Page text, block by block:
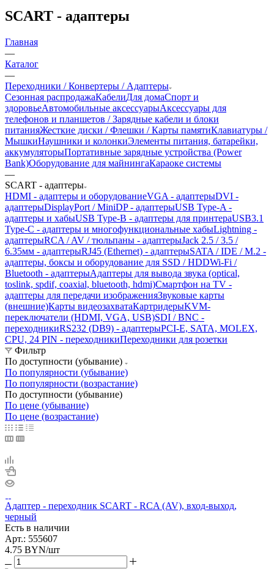
SCART - адаптеры
Главная
—
Каталог
—
Переходники / Конвертеры / Адаптеры
Сезонная распродажаКабелиДля домаСпорт и
здоровьеАвтомобильные аксессуарыАксессуары для
телефонов и планшетов / Зарядные кабели и блоки
питанияЖесткие диски / Флешки / Карты памятиКлавиатуры /
МышкиНаушники и колонкиЭлементы питания, батарейки,
аккумуляторыПортативные зарядные устройства (Power
Bank)Оборудование для майнингаКараоке системы
—
SCART - адаптеры
HDMI - адаптеры и оборудованиеVGA - адаптерыDVI -
адаптерыDisplayPort / MiniDP - адаптерыUSB Type-A -
адаптеры и хабыUSB Type-B - адаптеры для принтераUSB3.1
Type-C - адаптеры и многофункциональные хабыLightning -
адаптерыRCA / AV / тюльпаны - адаптерыJack 2.5 / 3.5 /
6.35мм - адаптерыRJ45 (Ethernet) - адаптерыSATA / IDE / M.2 -
адаптеры, боксы и оборудование для SSD / HDDWi-Fi /
Bluetooth - адаптерыАдаптеры для вывода звука (optical,
toslink, spdif, coaxial, bluetooth, hdmi)Смартфон на TV -
адаптеры для передачи изображенияЗвуковые карты
(внешние)Карты видеозахватаКартридерыKVM-
переключатели (HDMI, VGA, USB)SDI / BNC -
переходникиRS232 (DB9) - адаптерыPCI-E, SATA, MOLEX,
CPU, 24 PIN - переходникиПереходники для розетки
Фильтр
По доступности (убывание)
По популярности (убывание)
По популярности (возрастание)
По доступности (убывание)
По цене (убывание)
По цене (возрастание)
Адаптер - переходник SCART - RCA (AV), вход-выход,
черный
Есть в наличии
Арт.: 555607
4.75 BYN/шт